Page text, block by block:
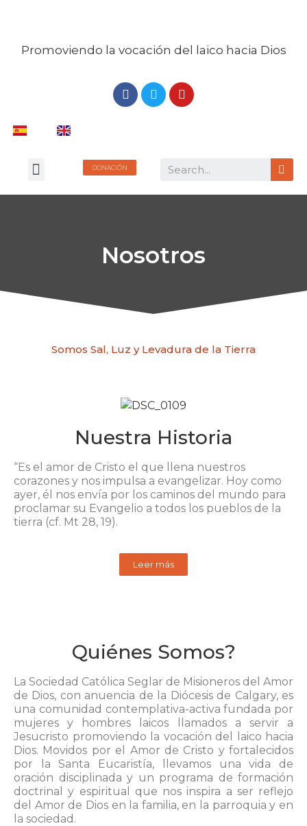
Promoviendo la vocación del laico hacia Dios
DONACIÓN
Nosotros
Somos Sal, Luz y Levadura de la Tierra
Nuestra Historia
“Es el amor de Cristo el que llena nuestros
corazones y nos impulsa a evangelizar. Hoy como
ayer, él nos envía por los caminos del mundo para
proclamar su Evangelio a todos los pueblos de la
tierra (cf. Mt 28, 19).
Leer más
Quiénes Somos?
La Sociedad Católica Seglar de Misioneros del Amor
de Dios, con anuencia de la Diócesis de Calgary, es
una comunidad contemplativa-activa fundada por
mujeres y hombres laicos llamados a servir a
Jesucristo promoviendo la vocación del laico hacia
Dios. Movidos por el Amor de Cristo y fortalecidos
por la Santa Eucaristía, llevamos una vida de
oración disciplinada y un programa de formación
doctrinal y espiritual que nos inspira a ser reflejo
del Amor de Dios en la familia, en la parroquia y en
la sociedad.